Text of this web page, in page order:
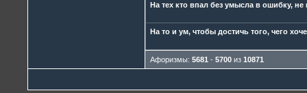
На тех кто впал без умысла в ошибку, не
На то и ум, чтобы достичь того, чего
Афоризмы: 5681 - 5700 из 10871